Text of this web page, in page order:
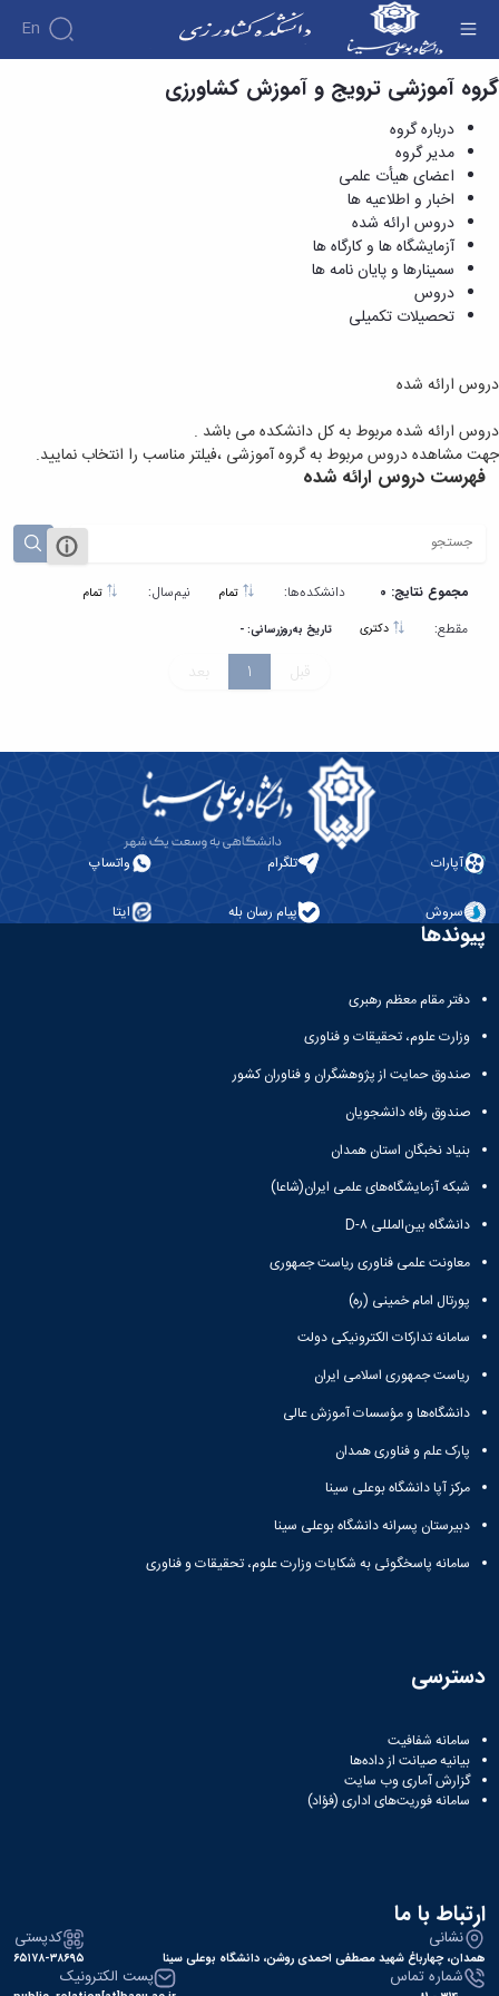
En
دروس ارائه شده - دانشکده کشاورزی
گروه آموزشی ترویج و آموزش کشاورزی
درباره گروه
مدیر گروه
اعضای هیأت علمی
اخبار و اطلاعیه ها
دروس ارائه شده
آزمایشگاه ها و کارگاه ها
سمینارها و پایان نامه ها
دروس
تحصیلات تکمیلی
دروس ارائه شده
دروس ارائه شده مربوط به کل دانشکده می باشد .
جهت مشاهده دروس مربوط به گروه آموزشی ،فیلتر مناسب را انتخاب نمایید.
فهرست دروس ارائه شده
مجموع نتایج: 0 دانشکده‌ها: نیم‌سال: تمام
مقطع: تاریخ به‌روزرسانی: -
قبل 1 بعد
آپارات تلگرام واتساپ
سروش پیام رسان بله ایتا
پیوندها
دفتر مقام معظم رهبری
وزارت علوم، تحقیقات و فناوری
صندوق حمایت از پژوهشگران و فناوران کشور
صندوق رفاه دانشجویان
بنیاد نخبگان استان همدان
شبکه آزمایشگاه‌های علمی ایران(شاعا)
دانشگاه بین‌المللی D-۸
معاونت علمی فناوری ریاست جمهوری
پورتال امام خمینی (ره)
سامانه تدارکات الکترونیکی دولت
ریاست جمهوری اسلامی ایران
دانشگاه‌ها و مؤسسات آموزش عالی
پارک علم و فناوری همدان
مرکز آپا دانشگاه بوعلی سینا
دبیرستان پسرانه دانشگاه بوعلی سینا
سامانه پاسخگوئی به شکایات وزارت علوم، تحقیقات و فناوری
دسترسی
سامانه شفافیت
بیانیه صیانت از داده‌ها
گزارش آماری وب‌ سایت
سامانه فوریت‌های اداری (فؤاد)
ارتباط با ما
نشانی
همدان، چهارباغ شهید مصطفی احمدی روشن، دانشگاه بوعلی سینا
کدپستی
۶۵۱۷۸-۳۸۶۹۵
شماره تماس پست الکترونیک